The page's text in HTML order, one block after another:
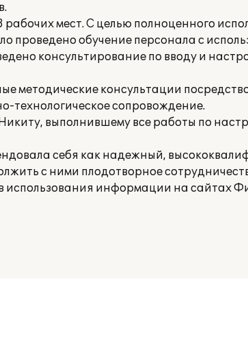
мест. С целью полноценного
проведено обучение персонала с
консультирование по вводу и
методические консультации
технологическое сопровождение.
выполнившему все работы по
себя как надежный,
с ними плодотворное
информации на сайтах